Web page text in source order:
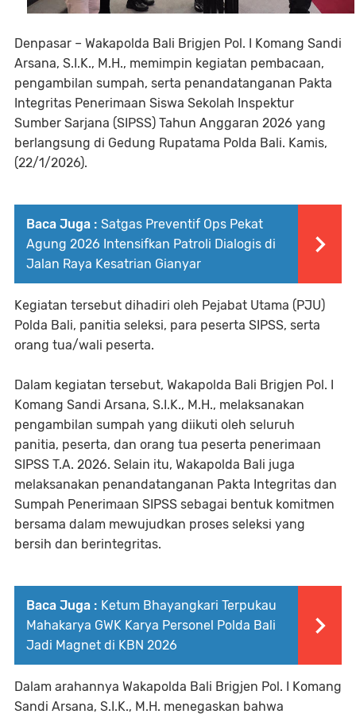
Denpasar – Wakapolda Bali Brigjen Pol. I Komang Sandi
Arsana, S.I.K., M.H., memimpin kegiatan pembacaan,
pengambilan sumpah, serta penandatanganan Pakta
Integritas Penerimaan Siswa Sekolah Inspektur
Sumber Sarjana (SIPSS) Tahun Anggaran 2026 yang
berlangsung di Gedung Rupatama Polda Bali. Kamis,
(22/1/2026).
Baca Juga : Satgas Preventif Ops Pekat
Agung 2026 Intensifkan Patroli Dialogis di
Jalan Raya Kesatrian Gianyar
Kegiatan tersebut dihadiri oleh Pejabat Utama (PJU)
Polda Bali, panitia seleksi, para peserta SIPSS, serta
orang tua/wali peserta.
Dalam kegiatan tersebut, Wakapolda Bali Brigjen Pol. I
Komang Sandi Arsana, S.I.K., M.H., melaksanakan
pengambilan sumpah yang diikuti oleh seluruh
panitia, peserta, dan orang tua peserta penerimaan
SIPSS T.A. 2026. Selain itu, Wakapolda Bali juga
melaksanakan penandatanganan Pakta Integritas dan
Sumpah Penerimaan SIPSS sebagai bentuk komitmen
bersama dalam mewujudkan proses seleksi yang
bersih dan berintegritas.
Baca Juga : Ketum Bhayangkari Terpukau
Mahakarya GWK Karya Personel Polda Bali
Jadi Magnet di KBN 2026
Dalam arahannya Wakapolda Bali Brigjen Pol. I Komang
Sandi Arsana, S.I.K., M.H. menegaskan bahwa